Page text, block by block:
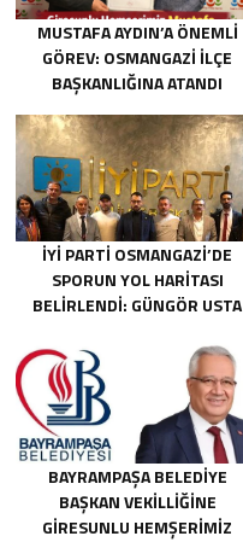
MUSTAFA AYDIN’A ÖNEMLI
GÖREV: OSMANGAZI İLÇE
BAŞKANLIĞINA ATANDI
İYİ PARTI OSMANGAZI’DE
SPORUN YOL HARITASI
BELIRLENDI: GÜNGÖR USTA
BAYRAMPAŞA BELEDIYE
BAŞKAN VEKILLIĞINE
GIRESUNLU HEMŞERIMIZ